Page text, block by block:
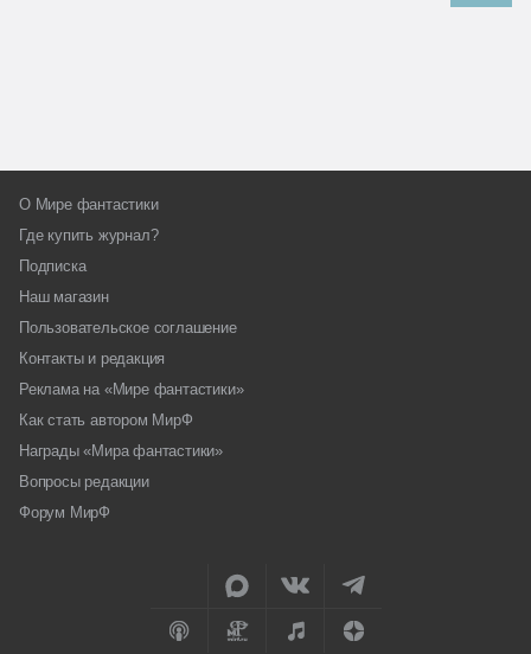
О Мире фантастики
Где купить журнал?
Подписка
Наш магазин
Пользовательское соглашение
Контакты и редакция
Реклама на «Мире фантастики»
Как стать автором МирФ
Награды «Мира фантастики»
Вопросы редакции
Форум МирФ